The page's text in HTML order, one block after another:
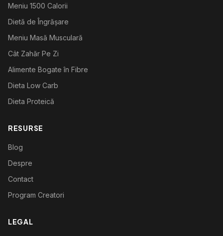
Meniu 1500 Calorii
Dietă de Îngrășare
Meniu Masă Musculară
Cât Zahăr Pe Zi
Alimente Bogate în Fibre
Dieta Low Carb
Dieta Proteică
RESURSE
Blog
Despre
Contact
Program Creatori
LEGAL